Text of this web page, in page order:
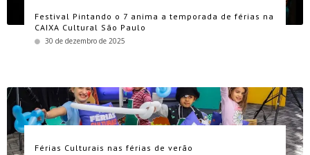
Festival Pintando o 7 anima a temporada de férias na
CAIXA Cultural São Paulo
30 de dezembro de 2025
Férias Culturais nas férias de verão